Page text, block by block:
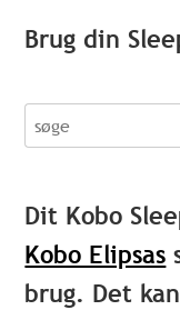
Brug din
søge
Dit Kobo
Kobo Elipsas
brug. Det